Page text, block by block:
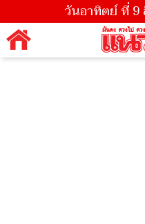
วันอาทิตย์ ที่ 9